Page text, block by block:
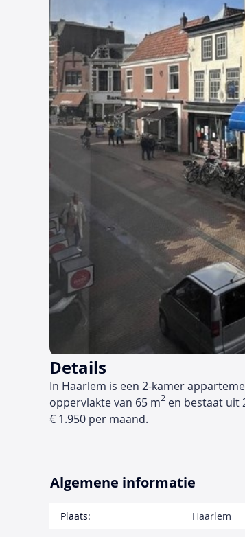
Details
In Haarlem is een 2-kamer
oppervlakte van 65 m2 en bestaat uit
€ 1.950 per maand.
Algemene informatie
Plaats:
Haarlem